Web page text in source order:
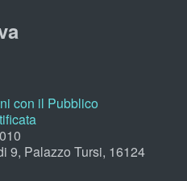
con il Pubblico
9, Palazzo Tursi, 16124